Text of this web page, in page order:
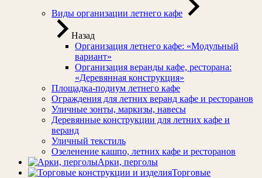
Виды организации летнего кафе
Назад
Организация летнего кафе: «Модульный
вариант»
Организация веранды кафе, ресторана:
«Деревянная конструкция»
Площадка-подиум летнего кафе
Ограждения для летних веранд кафе и ресторанов
Уличные зонты, маркизы, навесы
Деревянные конструкции для летних кафе и
веранд
Уличный текстиль
Озеленение кашпо, летних кафе и ресторанов
Арки, перголы
Торговые